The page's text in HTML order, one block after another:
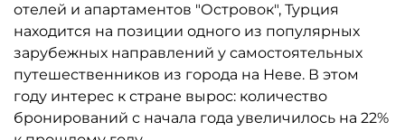
отелей и апартаментов "Островок", Турция
находится на позиции одного из популярных
зарубежных направлений у самостоятельных
путешественников из города на Неве. В этом
году интерес к стране вырос: количество
бронирований с начала года увеличилось на 22%